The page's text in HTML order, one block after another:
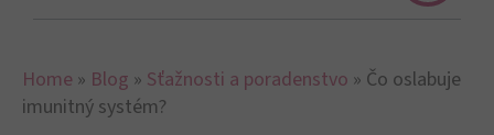
Home » Blog » Sťažnosti a poradenstvo » Čo oslabuje
imunitný systém?